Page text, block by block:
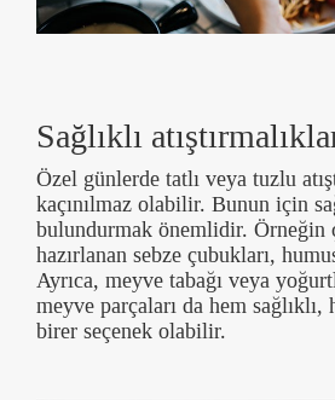
Sağlıklı
Özel günlerde tatlı veya tuzlu
kaçınılmaz olabilir. Bunun için
bulundurmak önemlidir. Örneğin
hazırlanan sebze çubukları,
Ayrıca, meyve tabağı veya
meyve parçaları da hem sağlıklı,
birer seçenek olabilir.